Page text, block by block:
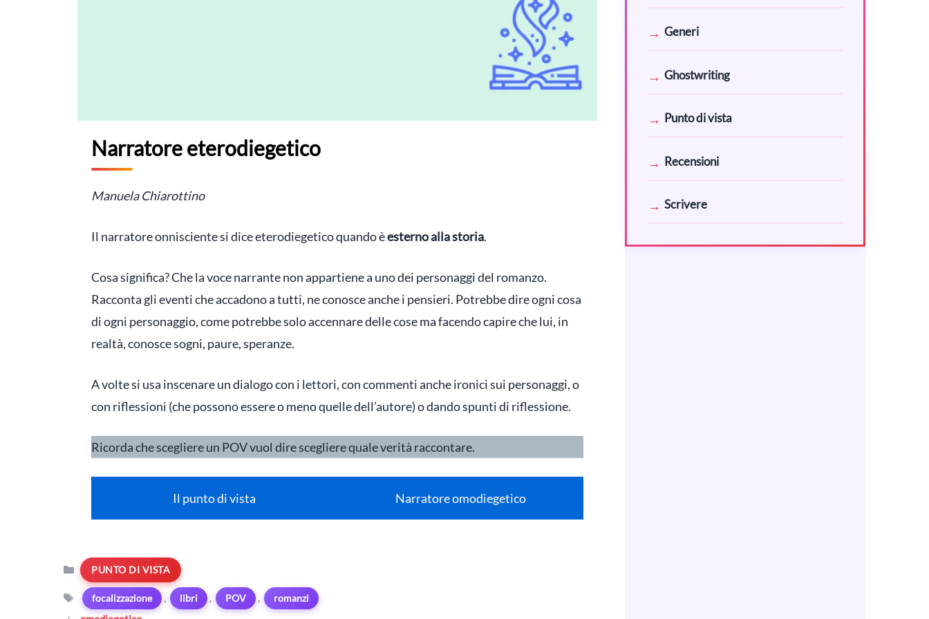
Narratore eterodiegetico
Manuela Chiarottino
Il narratore onnisciente si dice eterodiegetico quando èesterno alla storia.
Cosa significa? Che la voce narrante non appartiene a uno dei personaggi del romanzo.
Racconta gli eventi che accadono a tutti, ne conosce anche i pensieri. Potrebbe dire ogni cosa
di ogni personaggio, come potrebbe solo accennare delle cose ma facendo capire che lui, in
realtà, conosce sogni, paure, speranze.
A volte si usa inscenare un dialogo con i lettori, con commenti anche ironici sui personaggi, o
con riflessioni (che possono essere o meno quelle dell’autore) o dando spunti di riflessione.
Ricorda che scegliere un POV vuol dire scegliere quale verità raccontare.
Il punto di vista Narratore omodiegetico
Categorie
PUNTO DI VISTA
Tagfocalizzazione , libri , POV , romanzi
Generi
Ghostwriting
Punto di vista
Recensioni
Scrivere